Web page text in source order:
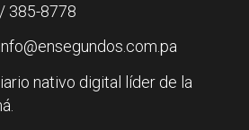
385-8778
nativo digital líder de la